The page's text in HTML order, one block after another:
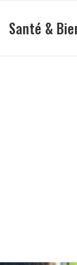
Santé &